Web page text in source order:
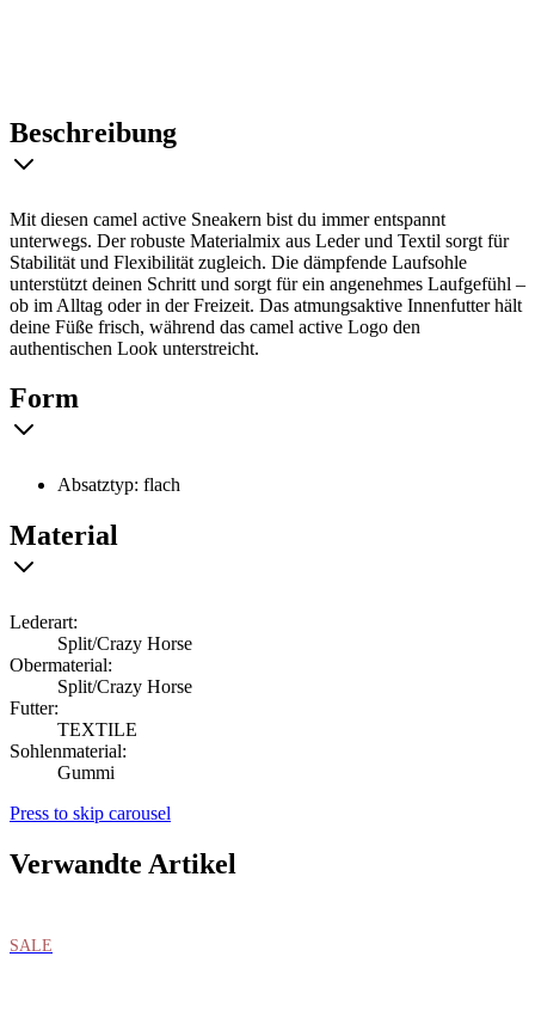
Beschreibung
Mit diesen camel active Sneakern bist du immer entspannt
unterwegs. Der robuste Materialmix aus Leder und Textil sorgt für
Stabilität und Flexibilität zugleich. Die dämpfende Laufsohle
unterstützt deinen Schritt und sorgt für ein angenehmes Laufgefühl –
ob im Alltag oder in der Freizeit. Das atmungsaktive Innenfutter hält
deine Füße frisch, während das camel active Logo den
authentischen Look unterstreicht.
Form
Absatztyp: flach
Material
Lederart:
Split/Crazy Horse
Obermaterial:
Split/Crazy Horse
Futter:
TEXTILE
Sohlenmaterial:
Gummi
Press to skip carousel
Verwandte Artikel
SALE